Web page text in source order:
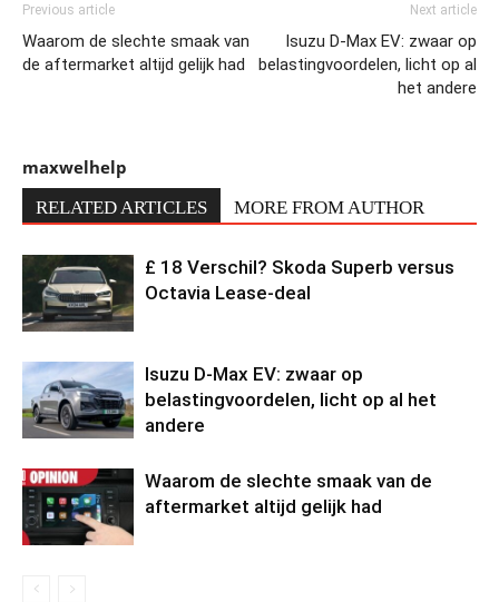
Previous article
Waarom de slechte smaak van
de aftermarket altijd gelijk had
Next article
Isuzu D-Max EV: zwaar op
belastingvoordelen, licht op al
het andere
maxwelhelp
RELATED ARTICLES MORE FROM AUTHOR
£ 18 Verschil? Skoda Superb versus
Octavia Lease-deal
Isuzu D-Max EV: zwaar op
belastingvoordelen, licht op al het
andere
Waarom de slechte smaak van de
aftermarket altijd gelijk had